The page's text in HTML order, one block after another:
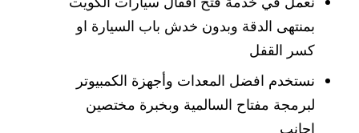
بمنتهى الدقة وبدون خدش باب السيارة او
كسر القفل
نستخدم افضل المعدات وأجهزة الكمبيوتر
لبرمجة مفتاح السالمية وبخبرة مختصين
اجانب